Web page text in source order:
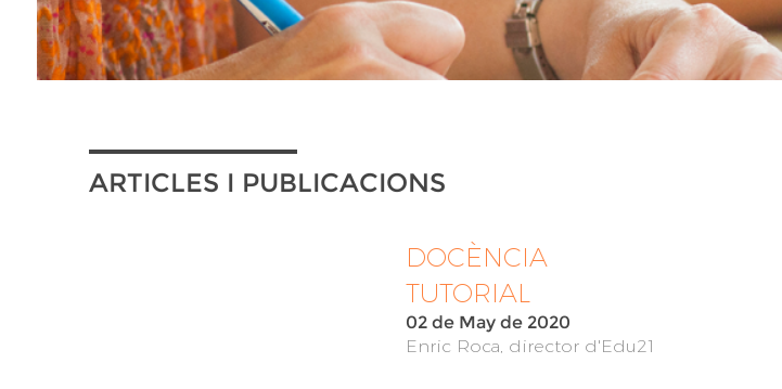
ARTICLES I PUBLICACIONS
DOCÈNCIA
TUTORIAL
02 de May de 2020
Enric Roca, director d'Edu21